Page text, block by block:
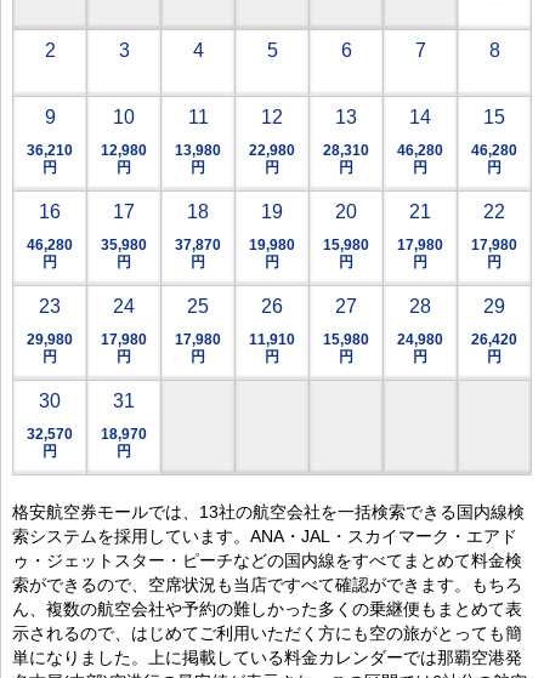
2 3 4 5 6 7 8
9
36,210
円
10
12,980
円
11
13,980
円
12
22,980
円
13
28,310
円
14
46,280
円
15
46,280
円
16
46,280
円
17
35,980
円
18
37,870
円
19
19,980
円
20
15,980
円
21
17,980
円
22
17,980
円
23
29,980
円
24
17,980
円
25
17,980
円
26
11,910
円
27
15,980
円
28
24,980
円
29
26,420
円
30
32,570
円
31
18,970
円
格安航空券モールでは、13社の航空会社を一括検索できる国内線検
索システムを採用しています。ANA・JAL・スカイマーク・エアド
ゥ・ジェットスター・ピーチなどの国内線をすべてまとめて料金検
索ができるので、空席状況も当店ですべて確認ができます。もちろ
ん、複数の航空会社や予約の難しかった多くの乗継便もまとめて表
示されるので、はじめてご利用いただく方にも空の旅がとっても簡
単になりました。上に掲載している料金カレンダーでは那覇空港発